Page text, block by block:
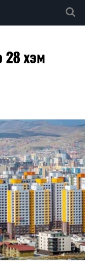
28 хэм